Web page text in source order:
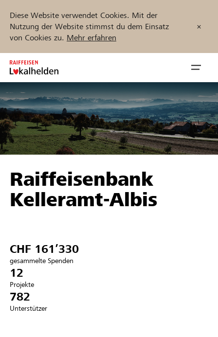
Diese Website verwendet Cookies. Mit der
Nutzung der Website stimmst du dem Einsatz
von Cookies zu. Mehr erfahren
Zum
Inhalt
springen
öffnen
Unterstützen
Hilfe & Support
Anmelden
Projekte und Organisationen finden
Jetzt starten
Raiffeisenbank
Kelleramt-Albis
CHF 161’330
gesammelte Spenden
12
Projekte
782
Unterstützer